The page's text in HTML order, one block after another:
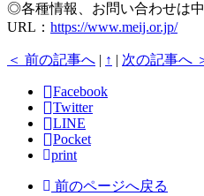
◎各種情報、お問い合わせは中
URL： https://www.meij.or.jp/
＜ 前の記事へ | ↑ | 次の記事へ
Facebook
Twitter
LINE
Pocket
print
前のページへ戻る